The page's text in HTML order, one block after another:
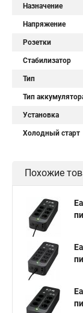
Назначение
Напряжение
Розетки
Стабилизатор
Тип
Тип
Установка
Холодный старт
Похожие